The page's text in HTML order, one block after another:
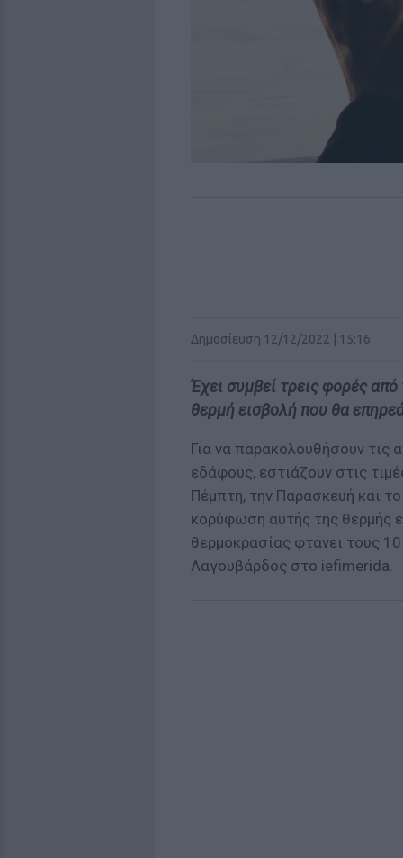
Δημοσίευση 12/12/2022 | 15:16
Έχει συμβεί τρεις φορές από
θερμή εισβολή που θα
Για να παρακολουθήσουν τις
εδάφους, εστιάζουν στις
Πέμπτη, την Παρασκευή και
κορύφωση αυτής της θερμής
θερμοκρασίας φτάνει τους
Λαγουβάρδος στο iefimerida.